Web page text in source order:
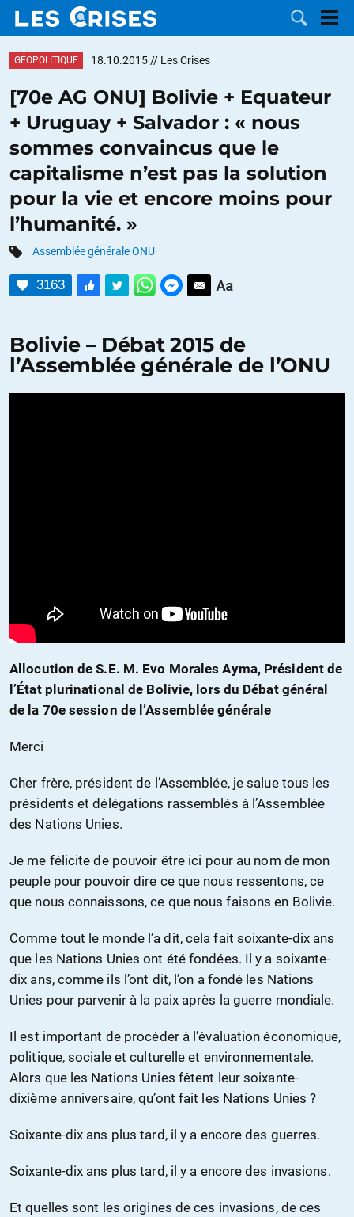
DOSSIERS
CATÉGORIES
MOTS CLÉS
NOUS
CONTACTER
FAIRE UN
GÉOPOLITIQUE 18.10.2015 // Les Crises
[70e AG ONU] Bolivie + Equateur
+ Uruguay + Salvador : « nous
sommes convaincus que le
capitalisme n’est pas la solution
pour la vie et encore moins pour
l’humanité. »
Assemblée générale ONU
3163
Bolivie – Débat 2015 de
l’Assemblée générale de l’ONU
Allocution de S.E. M. Evo Morales Ayma, Président de
l’État plurinational de Bolivie, lors du Débat général
de la 70e session de l’Assemblée générale
Merci
Cher frère, président de l’Assemblée, je salue tous les
présidents et délégations rassemblés à l’Assemblée
des Nations Unies.
Je me félicite de pouvoir être ici pour au nom de mon
peuple pour pouvoir dire ce que nous ressentons, ce
que nous connaissons, ce que nous faisons en Bolivie.
Comme tout le monde l’a dit, cela fait soixante-dix ans
que les Nations Unies ont été fondées. Il y a soixante-
dix ans, comme ils l’ont dit, l’on a fondé les Nations
Unies pour parvenir à la paix après la guerre mondiale.
Il est important de procéder à l’évaluation économique,
politique, sociale et culturelle et environnementale.
Alors que les Nations Unies fêtent leur soixante-
dixième anniversaire, qu’ont fait les Nations Unies ?
Soixante-dix ans plus tard, il y a encore des guerres.
Soixante-dix ans plus tard, il y a encore des invasions.
Et quelles sont les origines de ces invasions, de ces